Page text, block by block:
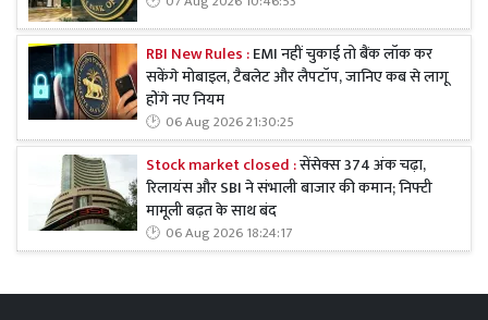
RBI New Rules :EMI नहीं चुकाई तो बैंक लॉक कर
सकेंगे मोबाइल, टैबलेट और लैपटॉप, जानिए कब से लागू
होंगे नए नियम
06 Aug 2026 21:30:25
Stock market closed :सेंसेक्स 374 अंक चढ़ा,
रिलायंस और SBI ने संभाली बाजार की कमान; निफ्टी
मामूली बढ़त के साथ बंद
06 Aug 2026 18:24:17